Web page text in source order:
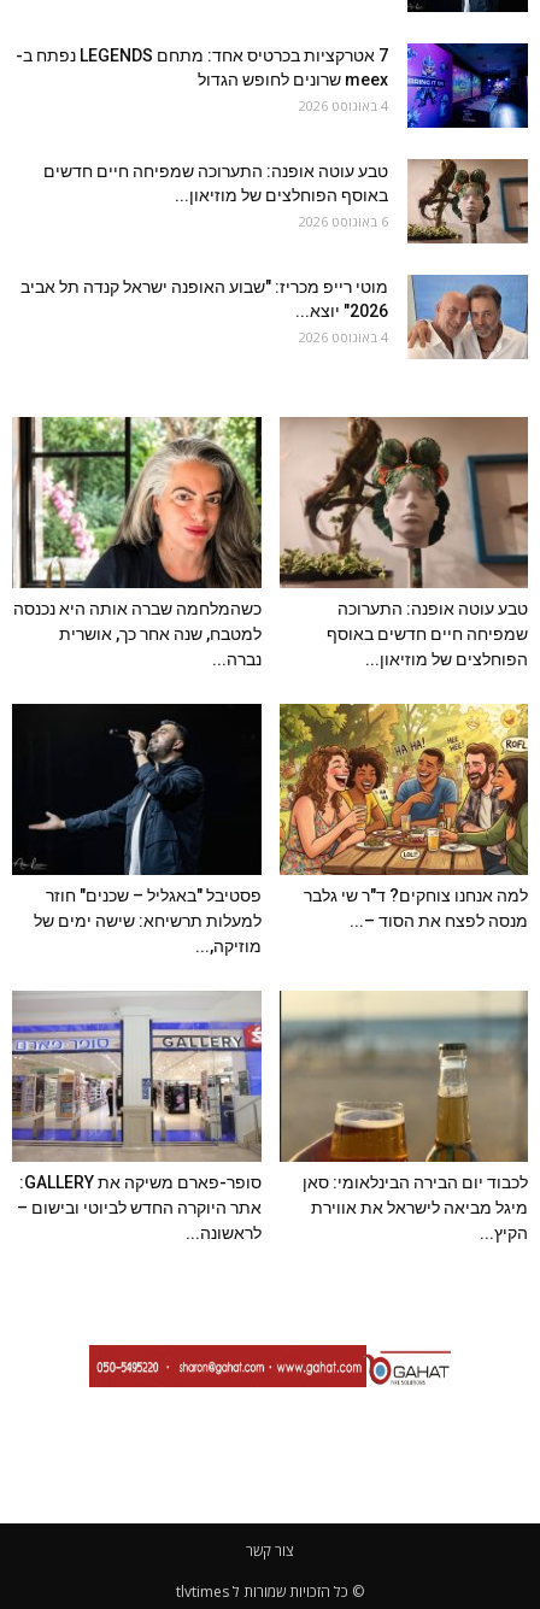
7 אטרקציות בכרטיס אחד: מתחם LEGENDS נפתח ב-
meex שרונים לחופש הגדול
4 באוגוסט 2026
טבע עוטה אופנה: התערוכה שמפיחה חיים חדשים
באוסף הפוחלצים של מוזיאון...
6 באוגוסט 2026
מוטי רייפ מכריז: "שבוע האופנה ישראל קנדה תל אביב
2026" יוצא...
4 באוגוסט 2026
טבע עוטה אופנה: התערוכה
שמפיחה חיים חדשים באוסף
הפוחלצים של מוזיאון...
כשהמלחמה שברה אותה היא נכנסה
למטבח, שנה אחר כך, אושרית
נברה...
למה אנחנו צוחקים? ד"ר שי גלבר
מנסה לפצח את הסוד –...
פסטיבל "באגליל – שכנים" חוזר
למעלות תרשיחא: שישה ימים של
מוזיקה,...
לכבוד יום הבירה הבינלאומי: סאן
מיגל מביאה לישראל את אווירת
הקיץ...
סופר-פארם משיקה את GALLERY:
אתר היוקרה החדש לביוטי ובישום –
לראשונה...
צור קשר
© כל הזכויות שמורות ל tlvtimes